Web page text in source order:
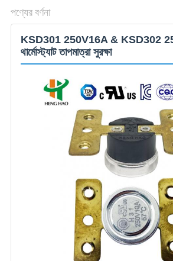
পণ্যের বর্ণনা
KSD301 250V16A & KSD302
থার্মোস্ট্যাট তাপমাত্রা সুরক্ষা